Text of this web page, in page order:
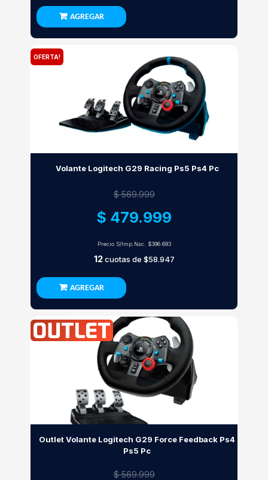
AGREGAR
OFERTA!
Volante Logitech G29 Racing Ps5 Ps4 Pc
$ 569.999
$ 479.999
Precio S/Imp.Nac. $396.693
12cuotas de $58.947
AGREGAR
Outlet Volante Logitech G29 Force Feedback Ps4
Ps5 Pc
$ 569.999